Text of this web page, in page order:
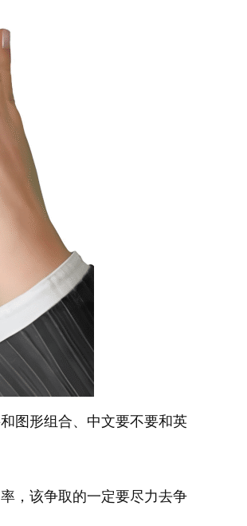
图形组合、中文要不要和英
，该争取的一定要尽力去争